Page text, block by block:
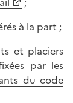
à la part ;
et placiers
par les
du code